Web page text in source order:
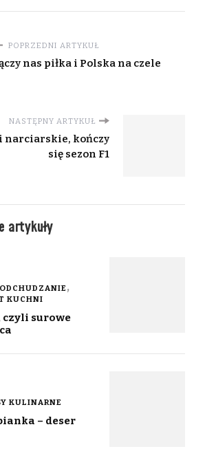
POPRZEDNI ARTYKUŁ
nas piłka i Polska na czele
NASTĘPNY ARTYKUŁ
narciarskie, kończy
się sezon F1
artykuły
KUCHNI
czyli surowe
KULINARNE
– deser